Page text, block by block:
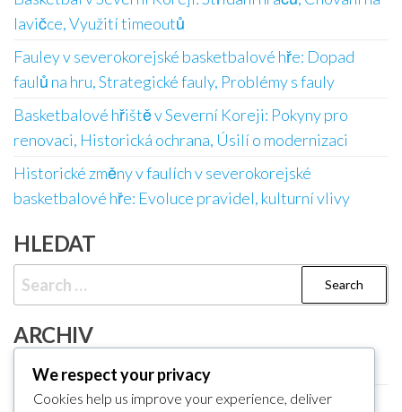
lavičce, Využití timeoutů
Fauley v severokorejské basketbalové hře: Dopad
faulů na hru, Strategické fauly, Problémy s fauly
Basketbalové hřiště v Severní Koreji: Pokyny pro
renovaci, Historická ochrana, Úsilí o modernizaci
Historické změny v faulích v severokorejské
basketbalové hře: Evoluce pravidel, kulturní vlivy
HLEDAT
Search
for:
ARCHIV
February 2026
January 2026
We respect your privacy
Cookies help us improve your experience, deliver